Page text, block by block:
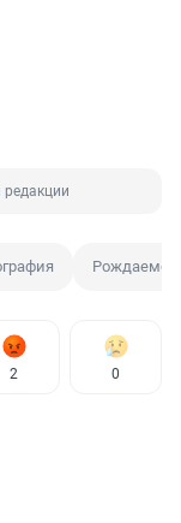
2 0